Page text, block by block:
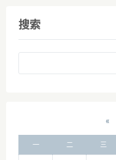
搜索
«
一 二 三